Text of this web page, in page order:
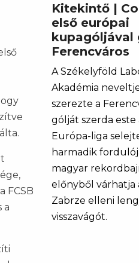
FCSB
a
Kitekintő |
első európai
kupagóljával
Ferencváros
A Székelyföld
Akadémia
szerezte a
gólját szerda este
Európa-liga
harmadik
magyar
előnyből várhatja
Zabrze elleni
visszavágót.